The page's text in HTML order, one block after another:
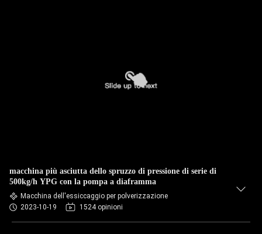
macchina più asciutta dello spruzzo di pressione di serie di
500kg/h YPG con la pompa a diaframma
Macchina dell'essiccaggio per polverizzazione
2023-10-19
1524 opinioni